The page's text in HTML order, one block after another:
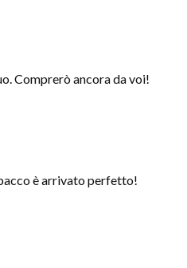
Comprerò ancora da voi!
è arrivato perfetto!